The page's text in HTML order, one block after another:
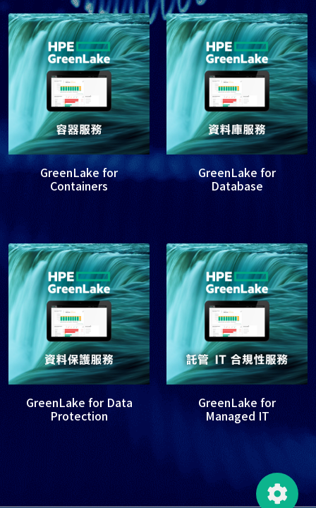
GreenLake for
Containers
GreenLake for
Database
GreenLake for Data
Protection
GreenLake for
Managed IT